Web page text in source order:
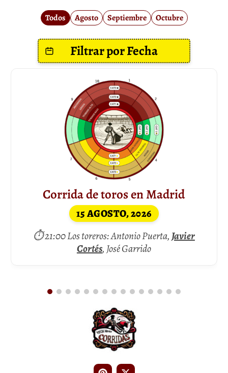
Todos Agosto Septiembre Octubre
Corrida de toros en Madrid
15 AGOSTO, 2026
⏱ 21:00 Los toreros: Antonio Puerta,Javier
Cortés, José Garrido
Entradas Corrida de Toros